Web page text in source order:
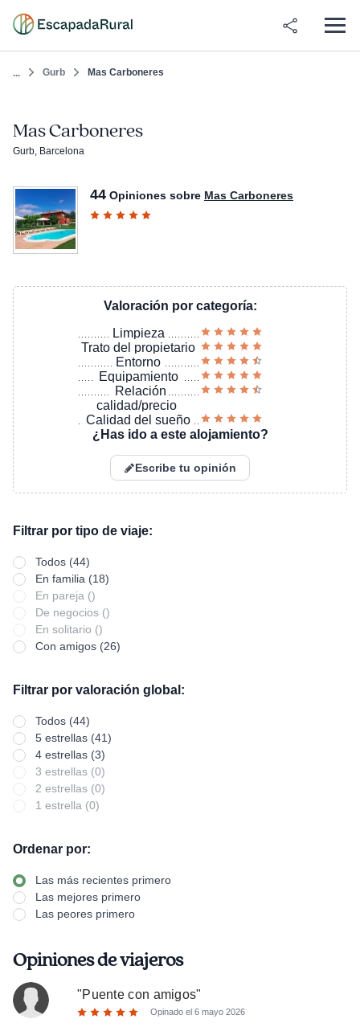
... Gurb Mas Carboneres
Mas Carboneres
Gurb, Barcelona
44 Opiniones sobre Mas Carboneres
Valoración por categoría:
Limpieza
Trato del propietario
Entorno
Equipamiento
Relación
calidad/precio
Calidad del sueño
¿Has ido a este alojamiento?
Escribe tu opinión
Filtrar por tipo de viaje:
Todos (44)
En familia (18)
En pareja ()
De negocios ()
En solitario ()
Con amigos (26)
Filtrar por valoración global:
Todos (44)
5 estrellas (41)
4 estrellas (3)
3 estrellas (0)
2 estrellas (0)
1 estrella (0)
Ordenar por:
Las más recientes primero
Las mejores primero
Las peores primero
Opiniones de viajeros
"Puente con amigos"
Opinado el 6 mayo 2026